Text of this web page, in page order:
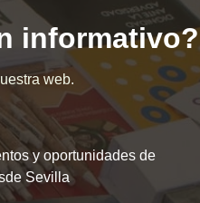
informativo?
web.
y oportunidades de
Sevilla